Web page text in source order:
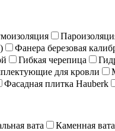
Фанера березовая
Гибкая черепица
для кровли
Фасадная плитка Hauberk
вата Каменная вата